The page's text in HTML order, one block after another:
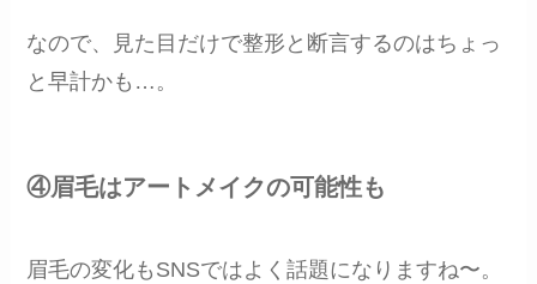
なので、見た目だけで整形と断言するのはちょっ
と早計かも…。
④眉毛はアートメイクの可能性も
眉毛の変化もSNSではよく話題になりますね〜。